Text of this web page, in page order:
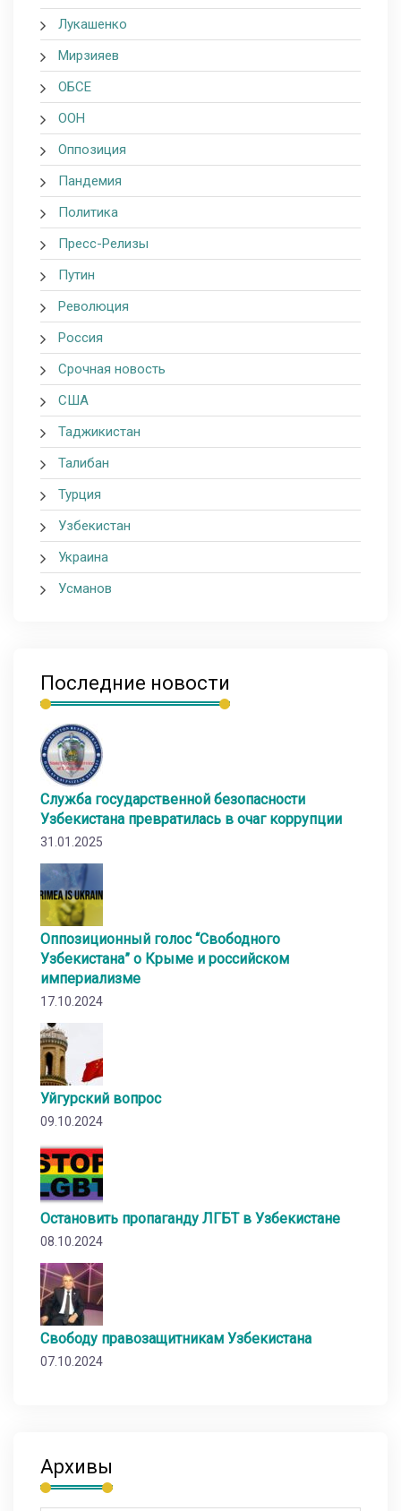
Лукашенко
Мирзияев
ОБСЕ
ООН
Оппозиция
Пандемия
Политика
Пресс-Релизы
Путин
Революция
Россия
Срочная новость
США
Таджикистан
Талибан
Турция
Узбекистан
Украина
Усманов
Последние новости
Служба государственной безопасности
Узбекистана превратилась в очаг коррупции
31.01.2025
Оппозиционный голос “Свободного
Узбекистана” о Крыме и российском
империализме
17.10.2024
Уйгурский вопрос
09.10.2024
Остановить пропаганду ЛГБТ в Узбекистане
08.10.2024
Свободу правозащитникам Узбекистана
07.10.2024
Архивы